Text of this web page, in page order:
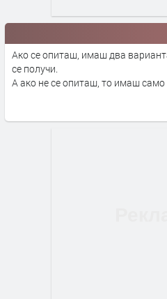
Ако се опиташ, имаш два
се получи.
А ако не се опиташ, то имаш само